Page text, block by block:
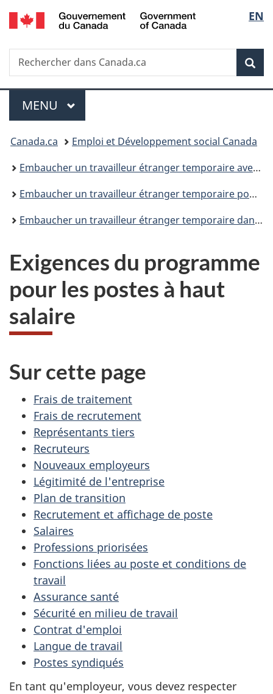
Passer
au
principal
Passer
à
Au
du
Passer
à
version
simplifiée
de
la
EN
Recherche
Rechercher
dans
Menu
MENU PRINCIPAL
Vous
êtes
ici :
Canada.ca
Emploi et Développement social Canada
Embaucher un travailleur étranger temporaire avec une évaluation d'impact sur le marché du travail
Embaucher un travailleur étranger temporaire pour un poste à haut salaire ou à bas salaire
Embaucher un travailleur étranger temporaire dans un poste à haut salaire
Exigences du programme
pour les postes à haut
salaire
Sur cette page
Frais de traitement
Frais de recrutement
Représentants tiers
Recruteurs
Nouveaux employeurs
Légitimité de l'entreprise
Plan de transition
Recrutement et affichage de poste
Salaires
Professions priorisées
Fonctions liées au poste et conditions de
travail
Assurance santé
Sécurité en milieu de travail
Contrat d'emploi
Langue de travail
Postes syndiqués
En tant qu'employeur, vous devez respecter